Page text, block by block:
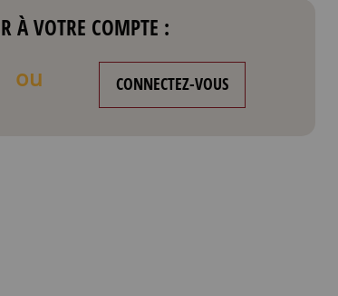
À VOTRE COMPTE :
ou CONNECTEZ-VOUS